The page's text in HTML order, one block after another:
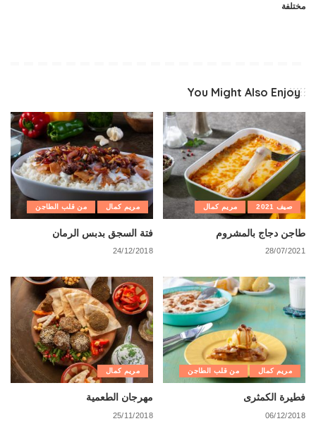
مختلفة
You Might Also Enjoy
صيف 2021 مريم كمال
طاجن دجاج بالمشروم
28/07/2021
مريم كمال من قلب الطاجن
فتة السجق بدبس الرمان
24/12/2018
مريم كمال من قلب الطاجن
فطيرة الكمثرى
06/12/2018
مريم كمال
مهرجان الطعمية
25/11/2018